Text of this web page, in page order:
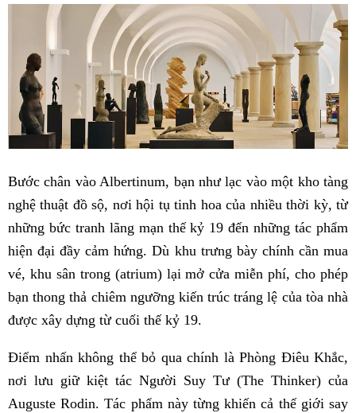
Bước chân vào Albertinum, bạn như lạc vào một kho tàng
nghệ thuật đồ sộ, nơi hội tụ tinh hoa của nhiều thời kỳ, từ
những bức tranh lãng mạn thế kỷ 19 đến những tác phẩm
hiện đại đầy cảm hứng. Dù khu trưng bày chính cần mua
vé, khu sân trong (atrium) lại mở cửa miễn phí, cho phép
bạn thong thả chiêm ngưỡng kiến trúc tráng lệ của tòa nhà
được xây dựng từ cuối thế kỷ 19.
Điểm nhấn không thể bỏ qua chính là Phòng Điêu Khắc,
nơi lưu giữ kiệt tác Người Suy Tư (The Thinker) của
Auguste Rodin. Tác phẩm này từng khiến cả thế giới say